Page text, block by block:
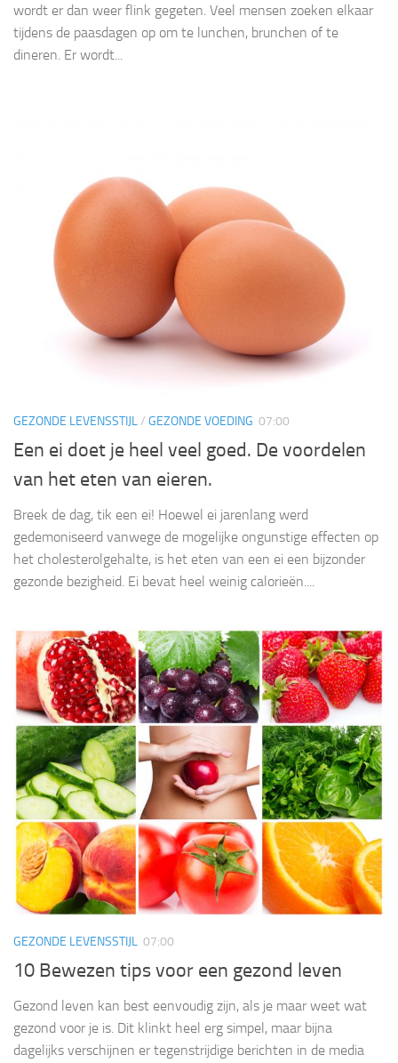
wordt er dan weer flink gegeten. Veel mensen zoeken elkaar
tijdens de paasdagen op om te lunchen, brunchen of te
dineren. Er wordt...
GEZONDE LEVENSSTIJL/ GEZONDE VOEDING 07:00
Een ei doet je heel veel goed. De voordelen
van het eten van eieren.
Breek de dag, tik een ei! Hoewel ei jarenlang werd
gedemoniseerd vanwege de mogelijke ongunstige effecten op
het cholesterolgehalte, is het eten van een ei een bijzonder
gezonde bezigheid. Ei bevat heel weinig calorieën....
GEZONDE LEVENSSTIJL 07:00
10 Bewezen tips voor een gezond leven
Gezond leven kan best eenvoudig zijn, als je maar weet wat
gezond voor je is. Dit klinkt heel erg simpel, maar bijna
dagelijks verschijnen er tegenstrijdige berichten in de media